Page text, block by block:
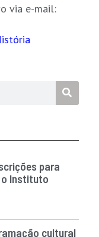
via e-mail:
para
o Instituto
cultural